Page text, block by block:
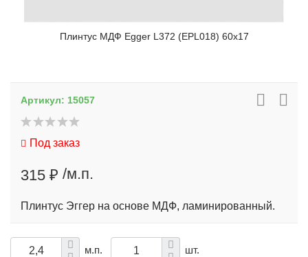
Плинтус МДФ Egger L372 (EPL018) 60х17
Артикул: 15057
Под заказ
315 ₽ /м.п.
Плинтус Эггер на основе МДФ, ламинированный.
м.п. шт.